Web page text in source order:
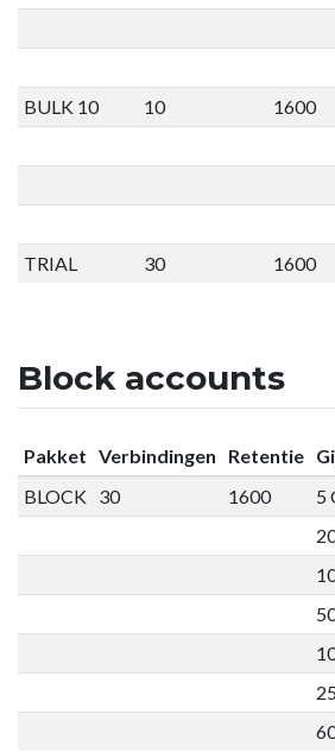
BULK 10 10 1600
TRIAL 30 1600
Block accounts
Pakket Verbindingen Retentie
BLOCK 30 1600 5